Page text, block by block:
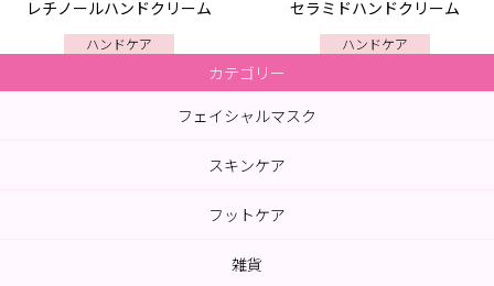
レチノールハンドクリーム
ハンドケア
セラミドハンドクリーム
ハンドケア
カテゴリー
フェイシャルマスク
スキンケア
フットケア
雑貨